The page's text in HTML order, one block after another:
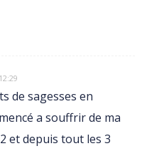
de sagesses en
a souffrir de ma
et depuis tout les 3